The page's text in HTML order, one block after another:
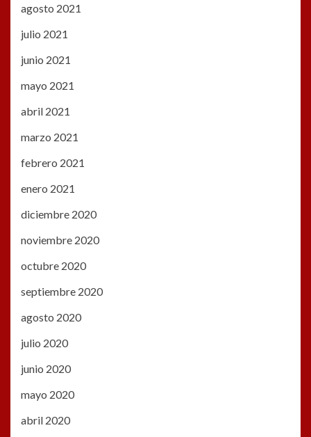
agosto 2021
julio 2021
junio 2021
mayo 2021
abril 2021
marzo 2021
febrero 2021
enero 2021
diciembre 2020
noviembre 2020
octubre 2020
septiembre 2020
agosto 2020
julio 2020
junio 2020
mayo 2020
abril 2020